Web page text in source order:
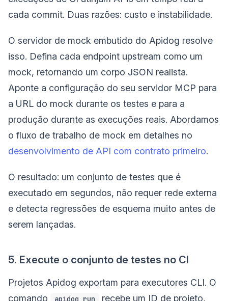
cada commit. Duas razões: custo e instabilidade.
O servidor de mock embutido do Apidog resolve
isso. Defina cada endpoint upstream como um
mock, retornando um corpo JSON realista.
Aponte a configuração do seu servidor MCP para
a URL do mock durante os testes e para a
produção durante as execuções reais. Abordamos
o fluxo de trabalho de mock em detalhes no
desenvolvimento de API com contrato primeiro.
O resultado: um conjunto de testes que é
executado em segundos, não requer rede externa
e detecta regressões de esquema muito antes de
serem lançadas.
5. Execute o conjunto de testes no CI
Projetos Apidog exportam para executores CLI. O
comando
apidog run recebe um ID de projeto,